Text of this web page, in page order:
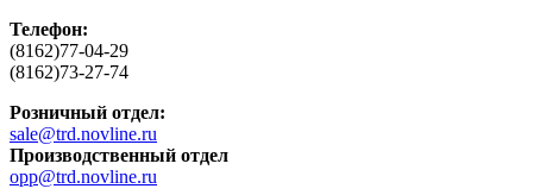
Телефон:
(8162)77-04-29
(8162)73-27-74
Розничный отдел:
sale@trd.novline.ru
Производственный отдел
opp@trd.novline.ru